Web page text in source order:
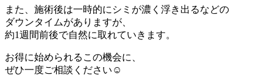
また、施術後は一時的にシミが濃く浮き出るなどの
ダウンタイムがありますが、
約1週間前後で自然に取れていきます。
お得に始められるこの機会に、
ぜひ一度ご相談ください☺️